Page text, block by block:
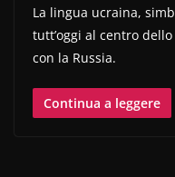
La lingua ucraina,
tutt’oggi al centro
con la Russia.
Continua a leggere